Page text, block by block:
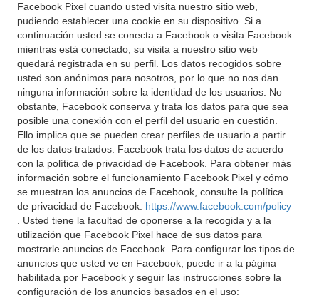
Facebook Pixel cuando usted visita nuestro sitio web,
pudiendo establecer una cookie en su dispositivo. Si a
continuación usted se conecta a Facebook o visita Facebook
mientras está conectado, su visita a nuestro sitio web
quedará registrada en su perfil. Los datos recogidos sobre
usted son anónimos para nosotros, por lo que no nos dan
ninguna información sobre la identidad de los usuarios. No
obstante, Facebook conserva y trata los datos para que sea
posible una conexión con el perfil del usuario en cuestión.
Ello implica que se pueden crear perfiles de usuario a partir
de los datos tratados. Facebook trata los datos de acuerdo
con la política de privacidad de Facebook. Para obtener más
información sobre el funcionamiento Facebook Pixel y cómo
se muestran los anuncios de Facebook, consulte la política
de privacidad de Facebook: https://www.facebook.com/policy
. Usted tiene la facultad de oponerse a la recogida y a la
utilización que Facebook Pixel hace de sus datos para
mostrarle anuncios de Facebook. Para configurar los tipos de
anuncios que usted ve en Facebook, puede ir a la página
habilitada por Facebook y seguir las instrucciones sobre la
configuración de los anuncios basados en el uso: